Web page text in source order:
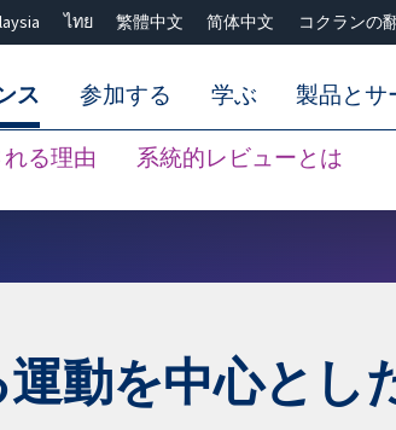
ไทย 繁體中文 简体中文 コクランの
ス
る理由 系統的レビューとは
参加する 学ぶ 製品とサ
動を中心とし